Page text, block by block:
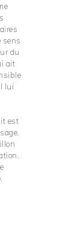
sens
du
ait
lui
est